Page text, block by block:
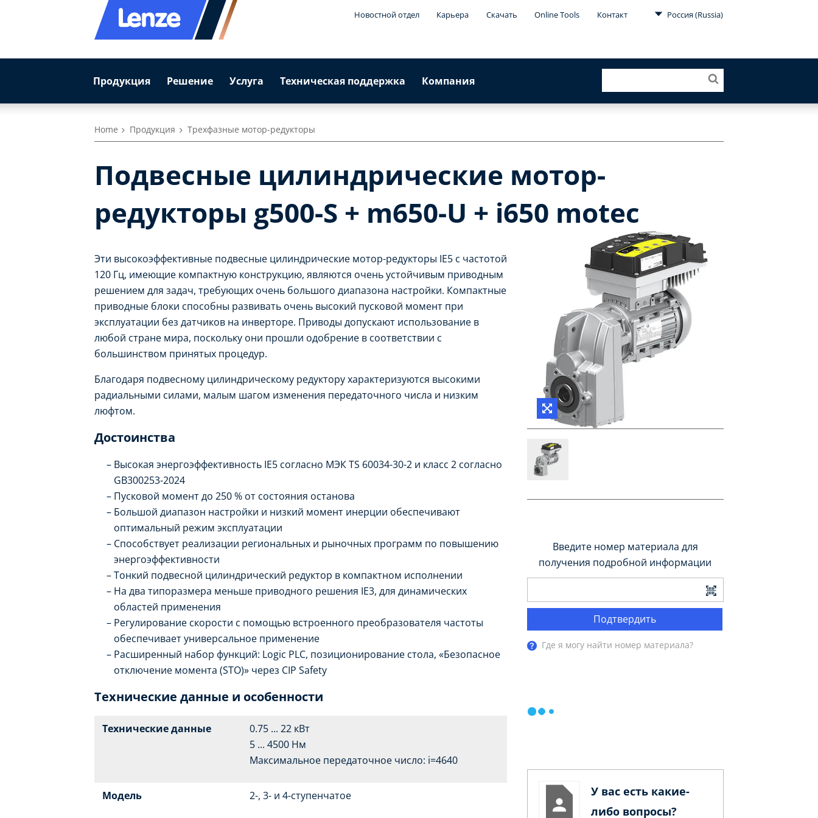
Новостной отдел Карьера Скачать Online Tools Контакт Россия (Russia)
Продукция Решение Услуга Техническая поддержка Компания
Home Продукция Трехфазные мотор-редукторы
Подвесные цилиндрические мотор-
редукторы g500-S + m650-U + i650 motec
Эти высокоэффективные подвесные цилиндрические мотор-редукторы IE5 с частотой
120 Гц, имеющие компактную конструкцию, являются очень устойчивым приводным
решением для задач, требующих очень большого диапазона настройки. Компактные
приводные блоки способны развивать очень высокий пусковой момент при
эксплуатации без датчиков на инверторе. Приводы допускают использование в
любой стране мира, поскольку они прошли одобрение в соответствии с
большинством принятых процедур.
Благодаря подвесному цилиндрическому редуктору характеризуются высокими
радиальными силами, малым шагом изменения передаточного числа и низким
люфтом.
Достоинства
Высокая энергоэффективность IE5 согласно МЭК TS 60034-30-2 и класс 2 согласно
GB300253-2024
Пусковой момент до 250 % от состояния останова
Большой диапазон настройки и низкий момент инерции обеспечивают
оптимальный режим эксплуатации
Способствует реализации региональных и рыночных программ по повышению
энергоэффективности
Тонкий подвесной цилиндрический редуктор в компактном исполнении
На два типоразмера меньше приводного решения IE3, для динамических
областей применения
Регулирование скорости с помощью встроенного преобразователя частоты
обеспечивает универсальное применение
Расширенный набор функций: Logic PLC, позиционирование стола, «Безопасное
отключение момента (STO)» через CIP Safety
Технические данные и особенности
Технические данные
0.75 ... 22 кВт
5 ... 4500 Нм
Максимальное передаточное число: i=4640
Модель 2-, 3- и 4-ступенчатое
Введите номер материала для
получения подробной информации
Подтвердить
Где я могу найти номер материала?
У вас есть какие-
либо вопросы?